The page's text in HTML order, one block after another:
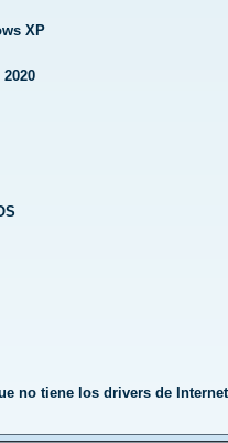
XP
no tiene los drivers de